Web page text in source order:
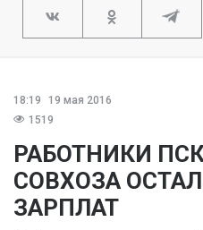
18:19
19 мая 2016
1519
РАБОТНИКИ
СОВХОЗА
ЗАРПЛАТ